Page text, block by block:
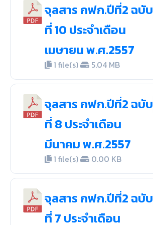
จุลสาร กฟก.ปีที่2 ฉบับ
ที่ 10 ประจำเดือน
เมษายน พ.ศ.2557
1 file(s) 5.04 MB
จุลสาร กฟก.ปีที่2 ฉบับ
ที่ 8 ประจำเดือน
มีนาคม พ.ศ.2557
1 file(s) 0.00 KB
จุลสาร กฟก.ปีที่2 ฉบับ
ที่ 7 ประจำเดือน